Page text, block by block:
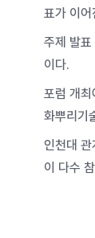
표가 이어
주제 발
이다.
포럼 개
화뿌리기
인천대
이 다수